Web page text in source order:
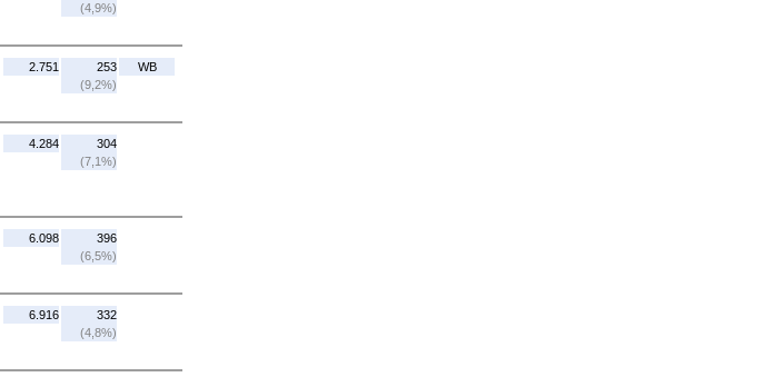
(4,9%)
2.751
253
(9,2%)
WB
4.284
304
(7,1%)
6.098
396
(6,5%)
6.916
332
(4,8%)